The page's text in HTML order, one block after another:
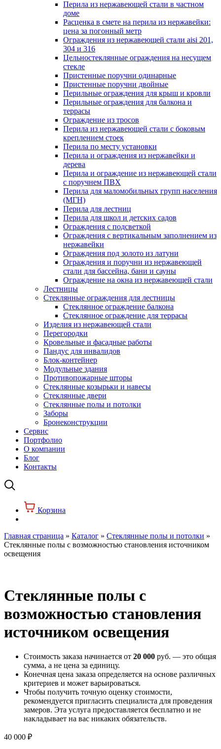
Перила из нержавеющей стали в частном
доме
Расценка в смете на перила из нержавейки:
цена за погонный метр
Ограждения из нержавеющей стали aisi 201,
304 и 316
Цельностеклянные ограждения на несущем
стекле
Пристенные поручни одинарные
Пристенные поручни двойные
Перильные ограждения для крыш и кровли
Перильные ограждения для балкона и
террасы
Ограждение из тросов
Перила из нержавеющей стали с боковым
креплением стоек
Перила по месту установки
Перила и ограждения из нержавейки и
дерева
Перила и ограждение из нержавеющей стали
с поручнем ПВХ
Перила для маломобильных групп населения
(МГН)
Перила для лестниц
Перила для школ и детских садов
Ограждения с подсветкой
Ограждения с вертикальным заполнением из
нержавейки
Ограждения под золото из латуни
Ограждения и поручни из нержавеющей
стали для бассейна, бани и сауны
Ограждение на окна из нержавеющей стали
Лестницы
Стеклянные ограждения для лестницы
Стеклянное ограждение балкона
Стеклянное ограждение для террасы
Изделия из нержавеющей стали
Перегородки
Кровельные и фасадные работы
Пандус для инвалидов
Блок-контейнер
Модульные здания
Противопожарные шторы
Стеклянные козырьки и навесы
Стеклянные двери
Стеклянные полы и потолки
Заборы
Бронеконструкции
Сервис
Портфолио
О компании
Блог
Контакты
Корзина
Главная страница » Каталог » Стеклянные полы и потолки »
Стеклянные полы с возможностью становления источником
освещения
Стеклянные полы с
возможностью становления
источником освещения
Стоимость заказа начинается от 20 000 руб. — это общая
сумма, а не цена за единицу.
Конечная цена заказа определяется на основе различных
критериев и может варьироваться.
Чтобы получить точную оценку стоимости,
рекомендуется пригласить специалиста для проведения
замеров. Эта услуга предоставляется бесплатно и не
накладывает на вас никаких обязательств.
40 000 ₽